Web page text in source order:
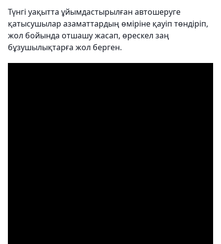
Түнгі уақытта ұйымдастырылған автошеруге
қатысушылар азаматтардың өміріне қауіп төндіріп,
жол бойында отшашу жасап, өрескел заң
бұзушылықтарға жол берген.